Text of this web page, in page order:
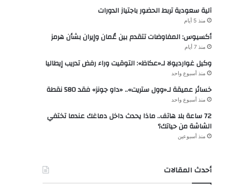
آلية سعودية تربط الحضور باجتياز الدورات
منذ 5 أيام
أكسيوس: المفاوضات تتقدم بين عُمان وإيران بشأن هرمز
منذ 7 أيام
وكيل غوارديولا لـ«عكاظ»: التوقيت وراء رفض تدريب إيطاليا
منذ أسبوع واحد
خسائر عميقة لـ«وول ستريت».. «داو جونز» فقد 580 نقطة
منذ أسبوع واحد
72 ساعة بلا هاتف.. ماذا يحدث داخل دماغك عندما تختفي
الشاشة من حياتك؟
منذ أسبوعين
أحدث المقالات